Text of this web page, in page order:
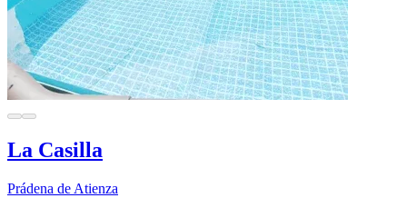
La Casilla
Prádena de Atienza